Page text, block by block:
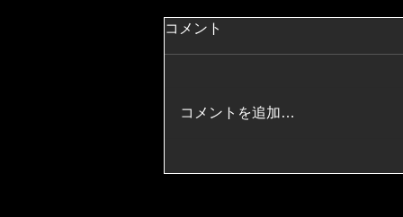
コメント
コメントを追加…